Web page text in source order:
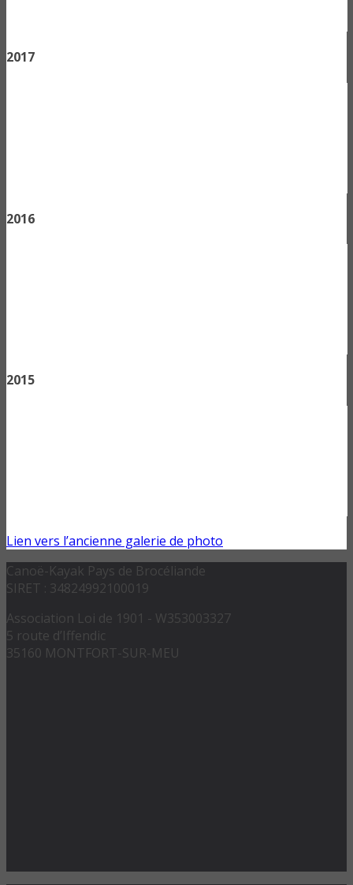
2017
2016
2015
Lien vers l’ancienne galerie de photo
Canoë-Kayak Pays de Brocéliande
SIRET : 34824992100019
Association Loi de 1901 - W353003327
5 route d’Iffendic
35160 MONTFORT-SUR-MEU